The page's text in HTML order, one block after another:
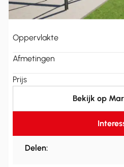
Oppervlakte
Afmetingen
Prijs
Bekijk op
Delen: